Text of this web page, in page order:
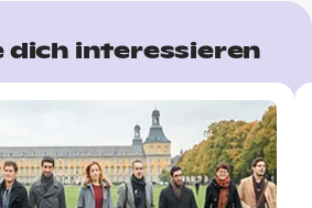
dich interessieren